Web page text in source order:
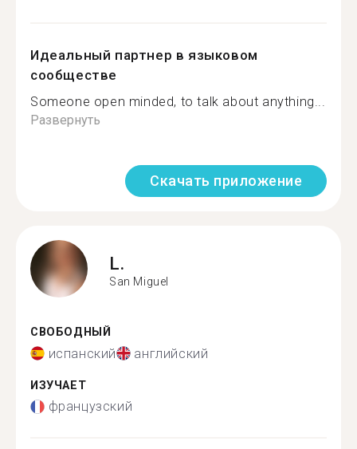
Идеальный партнер в языковом
сообществе
Someone open minded, to talk about anything...
Развернуть
Скачать приложение
L.
San Miguel
СВОБОДНЫЙ
испанский английский
ИЗУЧАЕТ
французский